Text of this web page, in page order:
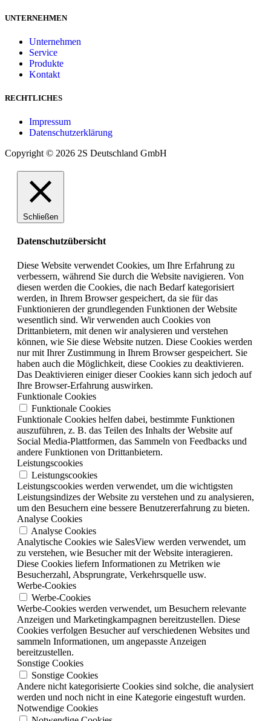
UNTERNEHMEN
Unternehmen
Service
Produkte
Kontakt
RECHTLICHES
Impressum
Datenschutzerklärung
Copyright © 2026 2S Deutschland GmbH
Schließen
Datenschutzübersicht
Diese Website verwendet Cookies, um Ihre Erfahrung zu
verbessern, während Sie durch die Website navigieren. Von
diesen werden die Cookies, die nach Bedarf kategorisiert
werden, in Ihrem Browser gespeichert, da sie für das
Funktionieren der grundlegenden Funktionen der Website
wesentlich sind. Wir verwenden auch Cookies von
Drittanbietern, mit denen wir analysieren und verstehen
können, wie Sie diese Website nutzen. Diese Cookies werden
nur mit Ihrer Zustimmung in Ihrem Browser gespeichert. Sie
haben auch die Möglichkeit, diese Cookies zu deaktivieren.
Das Deaktivieren einiger dieser Cookies kann sich jedoch auf
Ihre Browser-Erfahrung auswirken.
Funktionale Cookies
Funktionale Cookies
Funktionale Cookies helfen dabei, bestimmte Funktionen
auszuführen, z. B. das Teilen des Inhalts der Website auf
Social Media-Plattformen, das Sammeln von Feedbacks und
andere Funktionen von Drittanbietern.
Leistungscookies
Leistungscookies
Leistungscookies werden verwendet, um die wichtigsten
Leistungsindizes der Website zu verstehen und zu analysieren,
um den Besuchern eine bessere Benutzererfahrung zu bieten.
Analyse Cookies
Analyse Cookies
Analytische Cookies wie SalesView werden verwendet, um
zu verstehen, wie Besucher mit der Website interagieren.
Diese Cookies liefern Informationen zu Metriken wie
Besucherzahl, Absprungrate, Verkehrsquelle usw.
Werbe-Cookies
Werbe-Cookies
Werbe-Cookies werden verwendet, um Besuchern relevante
Anzeigen und Marketingkampagnen bereitzustellen. Diese
Cookies verfolgen Besucher auf verschiedenen Websites und
sammeln Informationen, um angepasste Anzeigen
bereitzustellen.
Sonstige Cookies
Sonstige Cookies
Andere nicht kategorisierte Cookies sind solche, die analysiert
werden und noch nicht in eine Kategorie eingestuft wurden.
Notwendige Cookies